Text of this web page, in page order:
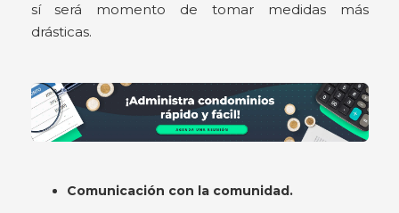
sí será momento de tomar medidas más
drásticas.
Comunicación con la comunidad.